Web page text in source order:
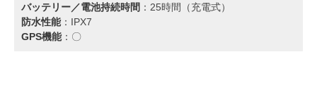
バッテリー／電池持続時間 ：25時間（充電式）
防水性能：IPX7
GPS機能：〇